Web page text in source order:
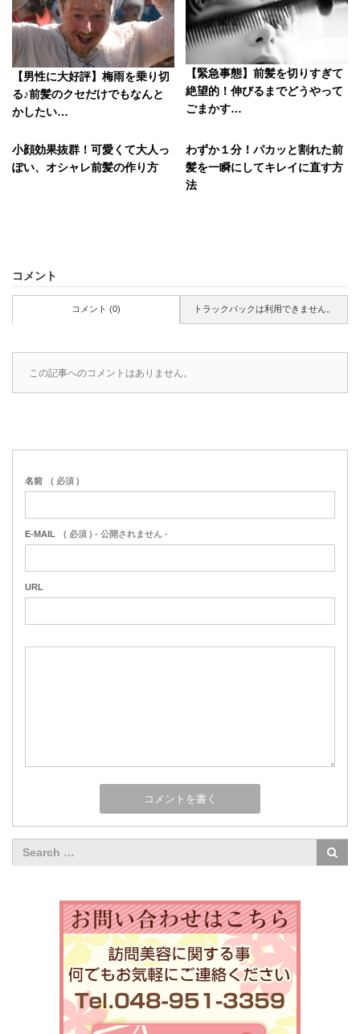
【男性に大好評】梅雨を乗り切
る♪前髪のクセだけでもなんと
かしたい…
【緊急事態】前髪を切りすぎて
絶望的！伸びるまでどうやって
ごまかす…
小顔効果抜群！可愛くて大人っ
ぽい、オシャレ前髪の作り方
わずか１分！パカッと割れた前
髪を一瞬にしてキレイに直す方
法
コメント
コメント (0) トラックバックは利用できません。
この記事へのコメントはありません。
名前 ( 必須 )
E-MAIL ( 必須 ) - 公開されません -
URL